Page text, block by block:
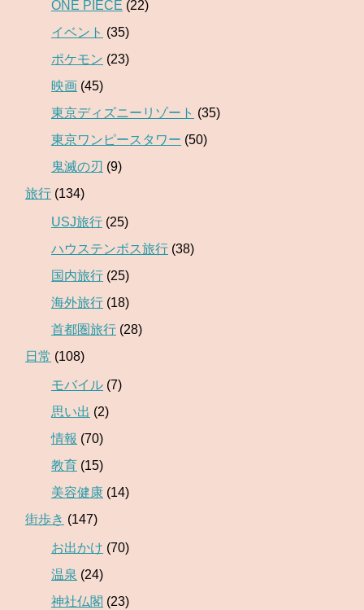
ONE PIECE (22)
イベント (35)
ポケモン (23)
映画 (45)
東京ディズニーリゾート (35)
東京ワンピースタワー (50)
鬼滅の刃 (9)
旅行 (134)
USJ旅行 (25)
ハウステンボス旅行 (38)
国内旅行 (25)
海外旅行 (18)
首都圏旅行 (28)
日常 (108)
モバイル (7)
思い出 (2)
情報 (70)
教育 (15)
美容健康 (14)
街歩き (147)
お出かけ (70)
温泉 (24)
神社仏閣 (23)